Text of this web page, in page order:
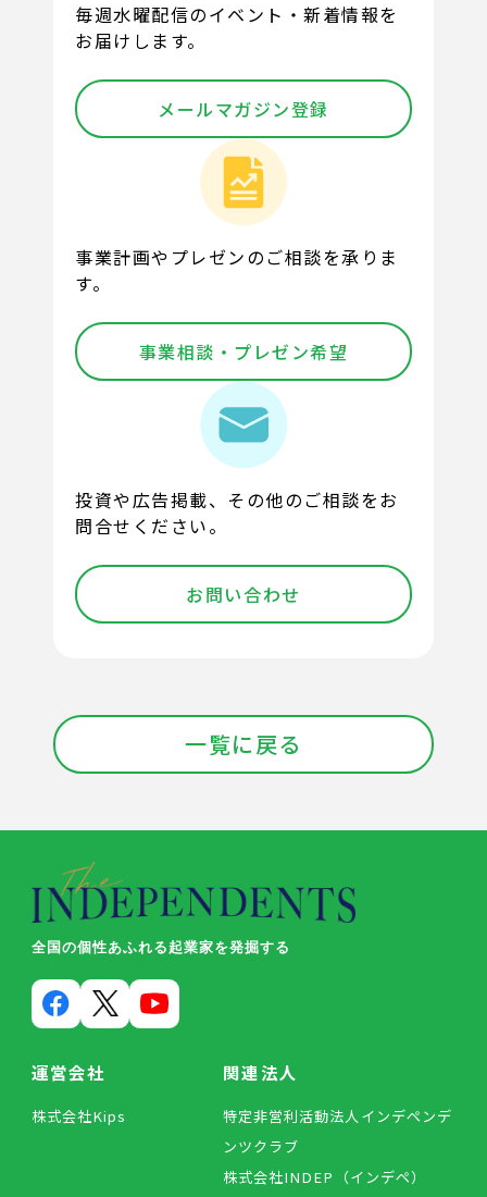
毎週水曜配信のイベント・新着情報を
お届けします。
メールマガジン登録
事業計画やプレゼンのご相談を承りま
す。
事業相談・プレゼン希望
投資や広告掲載、その他のご相談をお
問合せください。
お問い合わせ
一覧に戻る
全国の個性あふれる起業家を発掘する
運営会社
株式会社Kips
関連法人
特定非営利活動法人インデペンデ
ンツクラブ
株式会社INDEP（インデペ）